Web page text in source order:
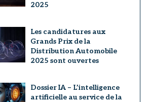
2025
Les candidatures aux
Grands Prix de la
Distribution Automobile
2025 sont ouvertes
Dossier IA – L’intelligence
artificielle au service de la